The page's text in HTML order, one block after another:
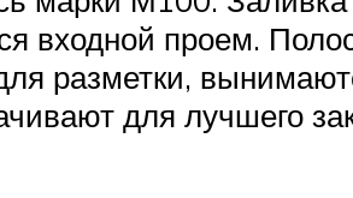
входной проем.
разметки,
для лучшего